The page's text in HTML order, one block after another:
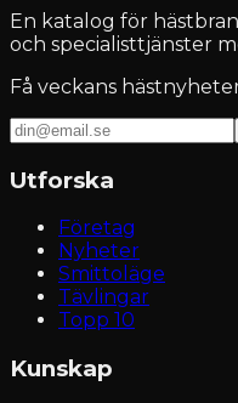
En katalog för
och specialisttjänster
Få veckans
Utforska
Företag
Nyheter
Smittoläge
Tävlingar
Topp 10
Kunskap